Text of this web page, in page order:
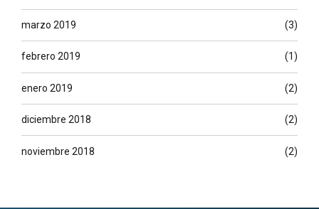
marzo 2019 (3)
febrero 2019 (1)
enero 2019 (2)
diciembre 2018 (2)
noviembre 2018 (2)